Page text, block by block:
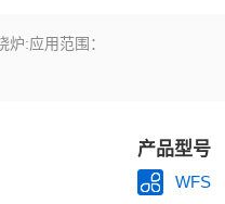
炉:应用范围：
纱布、输血管、脏器等感染性
产品型号
WFS